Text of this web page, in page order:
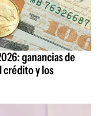
ganancias de
crédito y los